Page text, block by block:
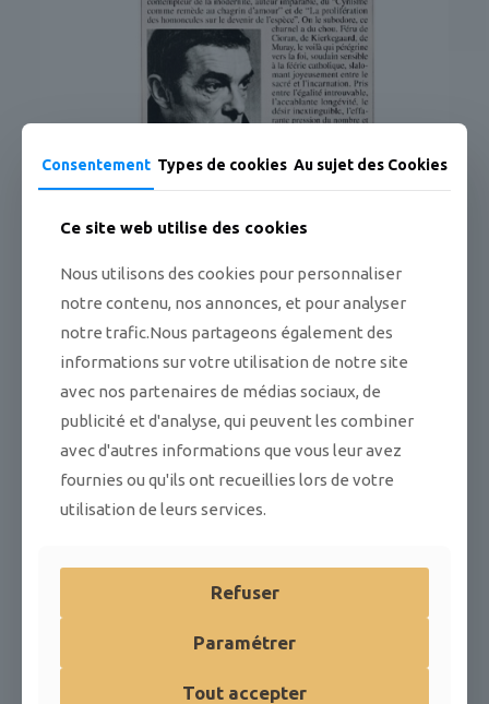
Informations complémentaires
Poids
Dimensions
Consentement Types de cookies Au sujet des Cookies
Ce site web utilise des cookies
Nous utilisons des cookies pour personnaliser
notre contenu, nos annonces, et pour analyser
notre trafic.Nous partageons également des
informations sur votre utilisation de notre site
avec nos partenaires de médias sociaux, de
publicité et d'analyse, qui peuvent les combiner
avec d'autres informations que vous leur avez
fournies ou qu'ils ont recueillies lors de votre
utilisation de leurs services.
Refuser
Paramétrer
Tout accepter